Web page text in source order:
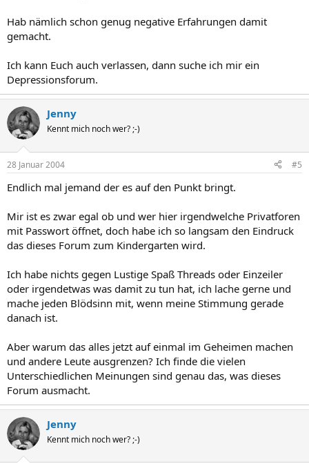
Hab nämlich schon genug negative Erfahrungen damit
gemacht.
Ich kann Euch auch verlassen, dann suche ich mir ein
Depressionsforum.
Jenny
Kennt mich noch wer? ;-)
28 Januar 2004 #5
Endlich mal jemand der es auf den Punkt bringt.
Mir ist es zwar egal ob und wer hier irgendwelche Privatforen
mit Passwort öffnet, doch habe ich so langsam den Eindruck
das dieses Forum zum Kindergarten wird.
Ich habe nichts gegen Lustige Spaß Threads oder Einzeiler
oder irgendetwas was damit zu tun hat, ich lache gerne und
mache jeden Blödsinn mit, wenn meine Stimmung gerade
danach ist.
Aber warum das alles jetzt auf einmal im Geheimen machen
und andere Leute ausgrenzen? Ich finde die vielen
Unterschiedlichen Meinungen sind genau das, was dieses
Forum ausmacht.
Jenny
Kennt mich noch wer? ;-)